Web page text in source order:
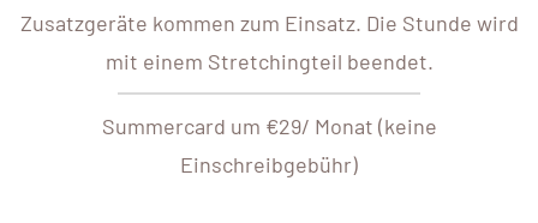
Zusatzgeräte kommen zum Einsatz. Die Stunde wird
mit einem Stretchingteil beendet.
Summercard um €29/ Monat (keine
Einschreibgebühr)